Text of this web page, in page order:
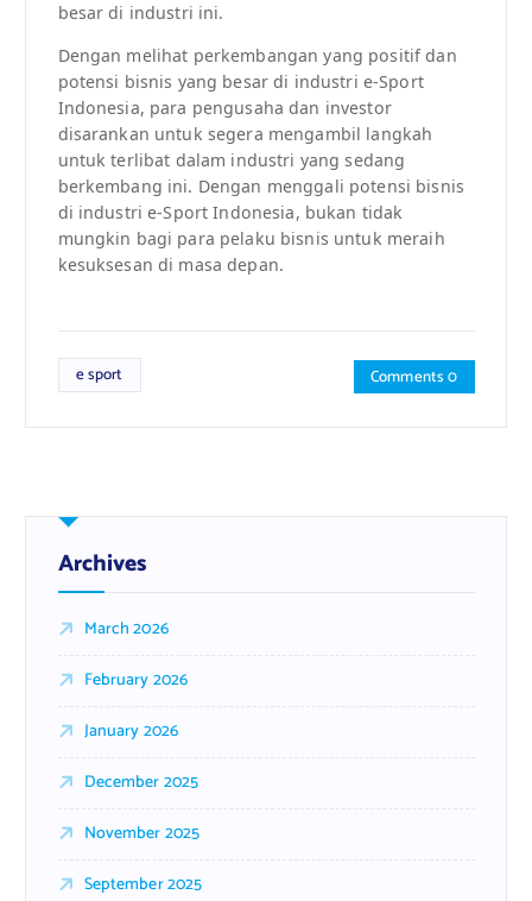
besar di industri ini.
Dengan melihat perkembangan yang positif dan
potensi bisnis yang besar di industri e-Sport
Indonesia, para pengusaha dan investor
disarankan untuk segera mengambil langkah
untuk terlibat dalam industri yang sedang
berkembang ini. Dengan menggali potensi bisnis
di industri e-Sport Indonesia, bukan tidak
mungkin bagi para pelaku bisnis untuk meraih
kesuksesan di masa depan.
e sport Comments 0
Archives
March 2026
February 2026
January 2026
December 2025
November 2025
September 2025